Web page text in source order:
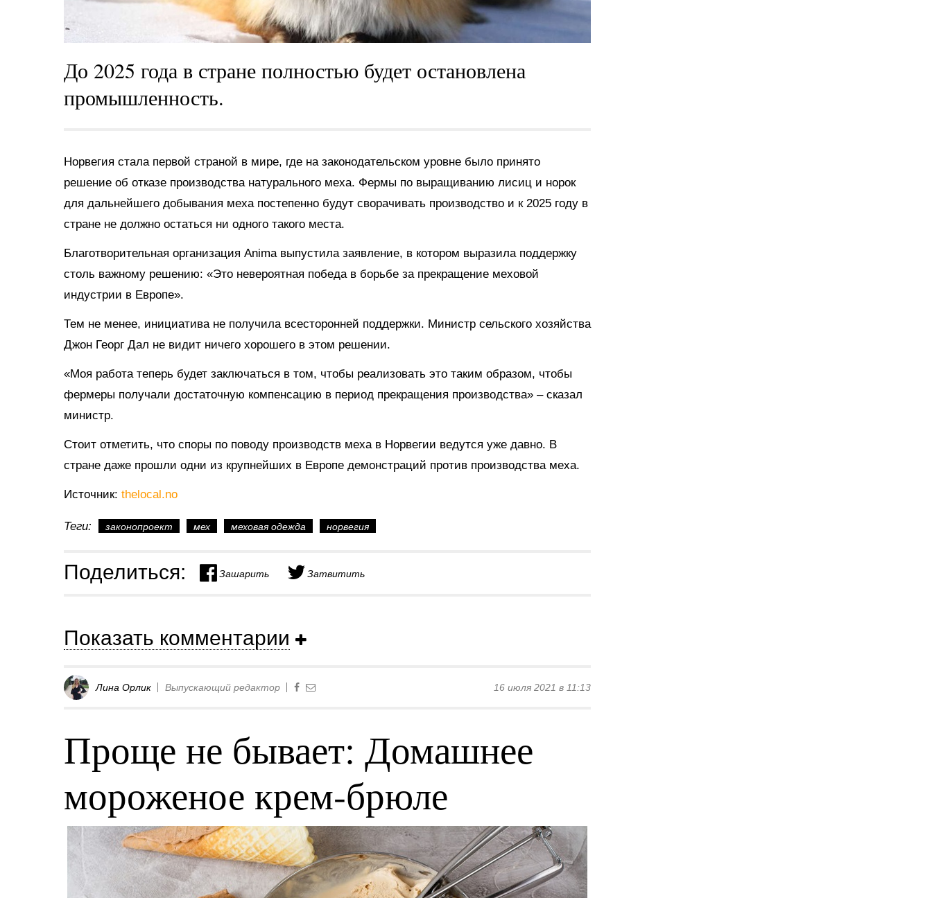
До 2025 года в стране полностью будет остановлена
промышленность.
Норвегия стала первой страной в мире, где на законодательском уровне было принято
решение об отказе производства натурального меха. Фермы по выращиванию лисиц и норок
для дальнейшего добывания меха постепенно будут сворачивать производство и к 2025 году в
стране не должно остаться ни одного такого места.
Благотворительная организация Anima выпустила заявление, в котором выразила поддержку
столь важному решению: «Это невероятная победа в борьбе за прекращение меховой
индустрии в Европе».
Тем не менее, инициатива не получила всесторонней поддержки. Министр сельского хозяйства
Джон Георг Дал не видит ничего хорошего в этом решении.
«Моя работа теперь будет заключаться в том, чтобы реализовать это таким образом, чтобы
фермеры получали достаточную компенсацию в период прекращения производства» – сказал
министр.
Стоит отметить, что споры по поводу производств меха в Норвегии ведутся уже давно. В
стране даже прошли одни из крупнейших в Европе демонстраций против производства меха.
Источник: thelocal.no
Теги: законопроект мех меховая одежда норвегия
Поделиться: Зашарить Затвитить
Показать комментарии
Лина Орлик Выпускающий редактор 16 июля 2021 в 11:13
Проще не бывает: Домашнее
мороженое крем-брюле